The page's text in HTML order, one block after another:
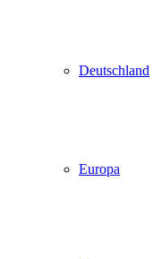
Deutschland
Europa